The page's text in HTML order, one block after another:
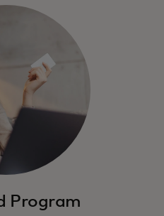
Program